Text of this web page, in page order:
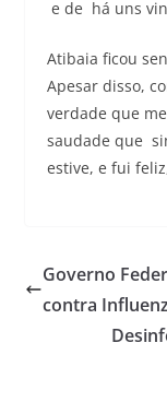
e de há uns
Atibaia ficou
Apesar disso,
verdade que
saudade que
estive, e fui
Governo
contra